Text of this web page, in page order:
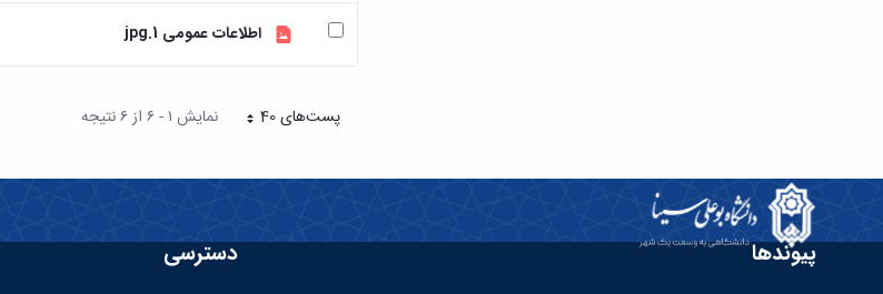
اطلاعات عمومی 1.jpg
پست‌‌های 40هر صفحه نمایش ۱ - ۶ از ۶ نتیجه
پیوندها دسترسی